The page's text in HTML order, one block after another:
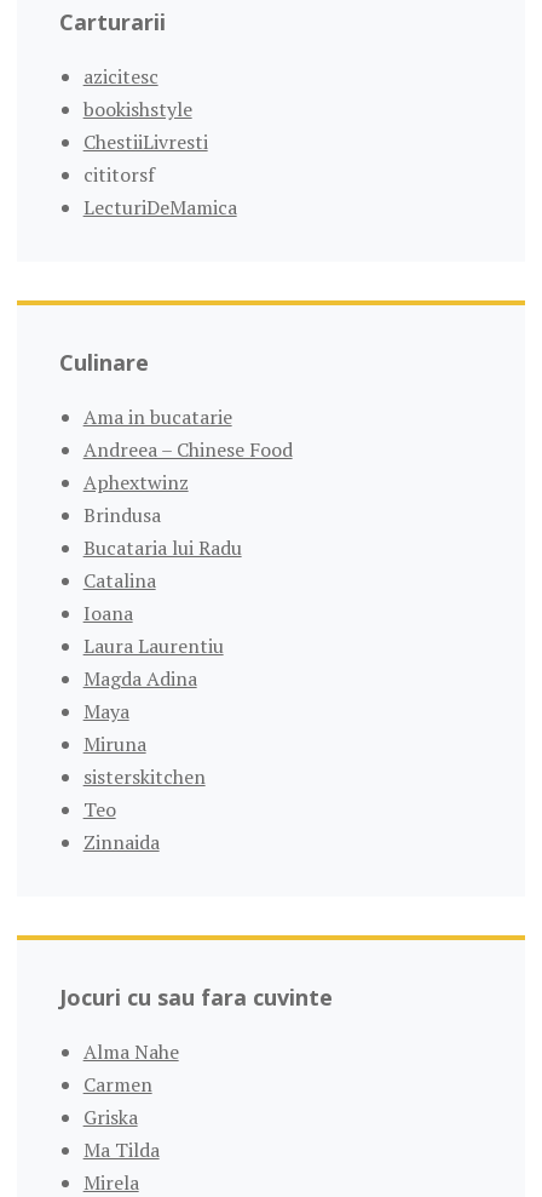
Carturarii
azicitesc
bookishstyle
ChestiiLivresti
cititorsf
LecturiDeMamica
Culinare
Ama in bucatarie
Andreea – Chinese Food
Aphextwinz
Brindusa
Bucataria lui Radu
Catalina
Ioana
Laura Laurentiu
Magda Adina
Maya
Miruna
sisterskitchen
Teo
Zinnaida
Jocuri cu sau fara cuvinte
Alma Nahe
Carmen
Griska
Ma Tilda
Mirela